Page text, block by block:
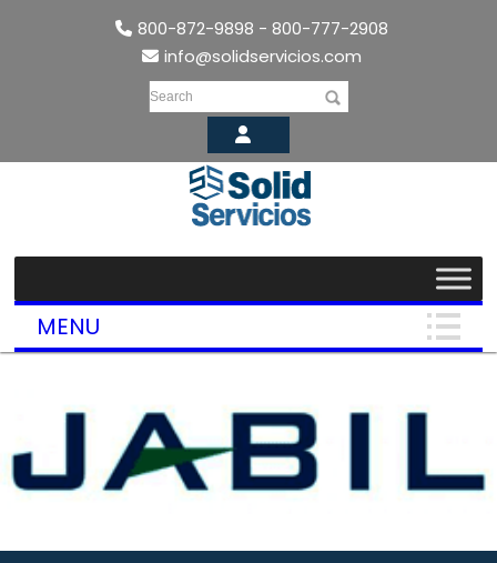
800-872-9898 - 800-777-2908
info@solidservicios.com
Search
MENU